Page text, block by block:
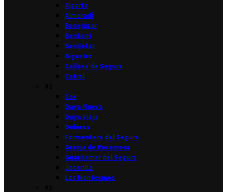
Algorfa
Almoradí
Benejúzar
Benferri
Benijófar
Bigastro
Callosa de Segura
Catral
Cox
Daya Nueva
Daya Vieja
Dolores
Formentera del Segura
Granja de Rocamora
Guardamar del Segura
Jacarilla
Los Montesinos